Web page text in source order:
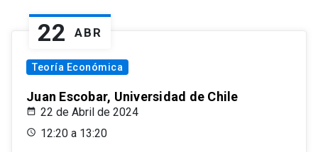
22 ABR
Teoría Económica
Juan Escobar, Universidad de Chile
22 de Abril de 2024
12:20 a 13:20